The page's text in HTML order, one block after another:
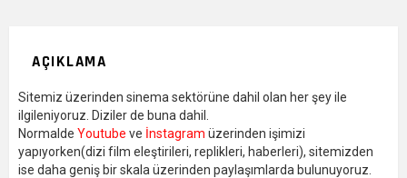
AÇIKLAMA
Sitemiz üzerinden sinema sektörüne dahil olan her şey ile
ilgileniyoruz. Diziler de buna dahil.
Normalde Youtube ve İnstagram üzerinden işimizi
yapıyorken(dizi film eleştirileri, replikleri, haberleri), sitemizden
ise daha geniş bir skala üzerinden paylaşımlarda bulunuyoruz.